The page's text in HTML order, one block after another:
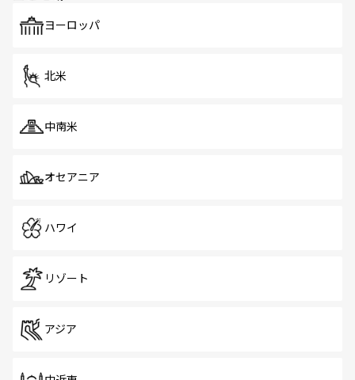
で、ホーカーズは地元の風情を楽しめる外せないスポット
ヨーロッパ
北米
中南米
オセアニア
ハワイ
リゾート
アジア